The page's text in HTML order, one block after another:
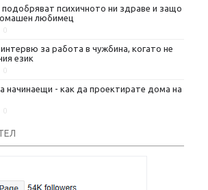
психичното ни здраве и защо
любимец
0
за работа в чужбина, когато не
език
0
начинаещи - как да проектирате дома на
0